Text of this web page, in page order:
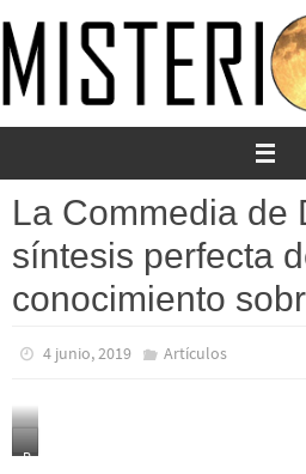
al
contenido
La Commedia de
síntesis perfecta
conocimiento
4 junio, 2019 Artículos
R